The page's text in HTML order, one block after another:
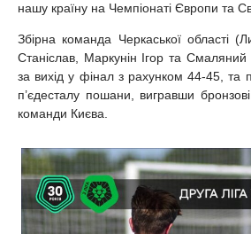
нашу країну на Чемпіонаті Європи та
Збірна команда Черкаської області
Станіслав, Маркунін Ігор та
за вихід у фінал з рахунком 44-45, та
п’єдесталу пошани, вигравши
команди Києва.